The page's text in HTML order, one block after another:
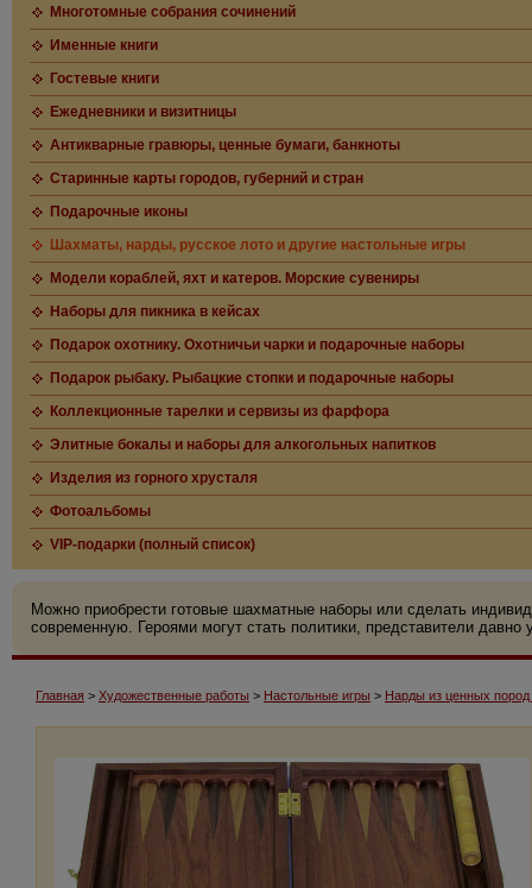
Многотомные собрания сочинений
Именные книги
Гостевые книги
Ежедневники и визитницы
Антикварные гравюры, ценные бумаги, банкноты
Старинные карты городов, губерний и стран
Подарочные иконы
Шахматы, нарды, русское лото и другие настольные игры
Модели кораблей, яхт и катеров. Морские сувениры
Наборы для пикника в кейсах
Подарок охотнику. Охотничьи чарки и подарочные наборы
Подарок рыбаку. Рыбацкие стопки и подарочные наборы
Коллекционные тарелки и сервизы из фарфора
Элитные бокалы и наборы для алкогольных напитков
Изделия из горного хрусталя
Фотоальбомы
VIP-подарки (полный список)
Можно приобрести готовые шахматные наборы или сделать
современную. Героями могут стать политики, представители
Главная > Художественные работы > Настольные игры > Нарды из ценных пород